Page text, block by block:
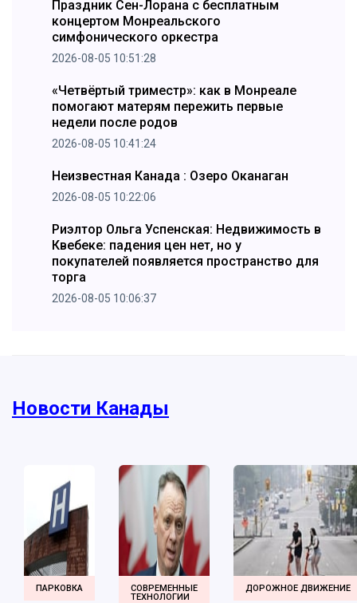
Праздник Сен-Лорана с бесплатным
концертом Монреальского
симфонического оркестра
2026-08-05 10:51:28
«Четвёртый триместр»: как в Монреале
помогают матерям пережить первые
недели после родов
2026-08-05 10:41:24
Неизвестная Канада : Озеро Оканаган
2026-08-05 10:22:06
Риэлтор Ольга Успенская: Недвижимость в
Квебеке: падения цен нет, но у
покупателей появляется пространство для
торга
2026-08-05 10:06:37
Новости Канады
ПАРКОВКА
СОВРЕМЕННЫЕ
ТЕХНОЛОГИИ
ДОРОЖНОЕ ДВИЖЕНИЕ